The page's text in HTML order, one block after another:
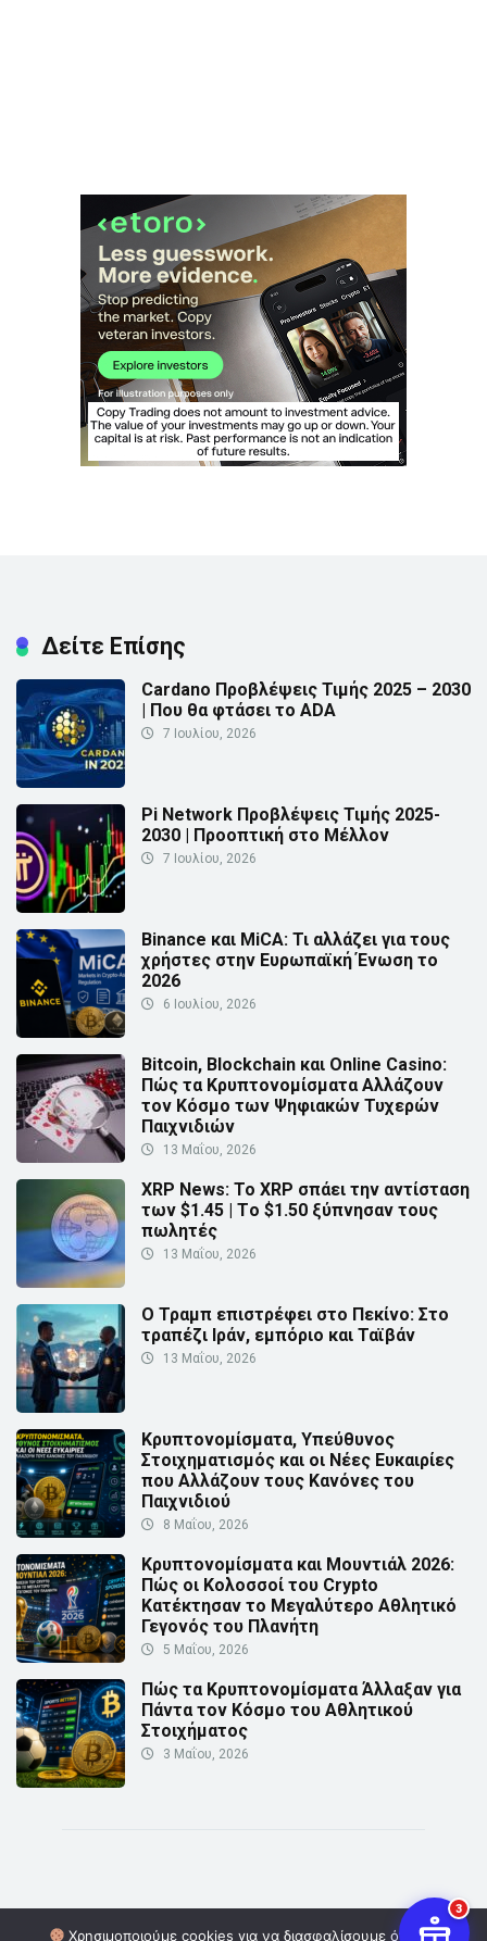
3
Δείτε Επίσης
Cardano Προβλέψεις Τιμής 2025 – 2030
| Που θα φτάσει το ADA
7 Ιουλίου, 2026
Pi Network Προβλέψεις Τιμής 2025-
2030 | Προοπτική στο Μέλλον
7 Ιουλίου, 2026
Binance και MiCA: Τι αλλάζει για τους
χρήστες στην Ευρωπαϊκή Ένωση το
2026
6 Ιουλίου, 2026
Bitcoin, Blockchain και Online Casino:
Πώς τα Κρυπτονομίσματα Αλλάζουν
τον Κόσμο των Ψηφιακών Τυχερών
Παιχνιδιών
13 Μαΐου, 2026
XRP News: Το XRP σπάει την αντίσταση
των $1.45 | Τo $1.50 ξύπνησαν τους
πωλητές
13 Μαΐου, 2026
Ο Τραμπ επιστρέφει στο Πεκίνο: Στο
τραπέζι Ιράν, εμπόριο και Ταϊβάν
13 Μαΐου, 2026
Κρυπτονομίσματα, Υπεύθυνος
Στοιχηματισμός και οι Νέες Ευκαιρίες
που Αλλάζουν τους Κανόνες του
Παιχνιδιού
8 Μαΐου, 2026
Κρυπτονομίσματα και Μουντιάλ 2026:
Πώς οι Κολοσσοί του Crypto
Κατέκτησαν το Μεγαλύτερο Αθλητικό
Γεγονός του Πλανήτη
5 Μαΐου, 2026
Πώς τα Κρυπτονομίσματα Άλλαξαν για
Πάντα τον Κόσμο του Αθλητικού
Στοιχήματος
3 Μαΐου, 2026
Χρησιμοποιούμε cookies για να διασφαλίσουμε ότι σας